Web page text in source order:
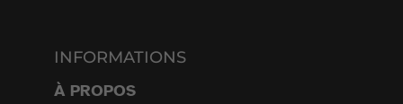
INFORMATIONS
À PROPOS